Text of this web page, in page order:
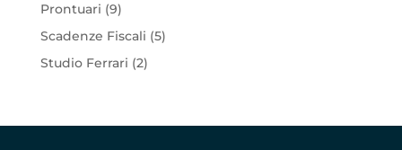
Prontuari (9)
Scadenze Fiscali (5)
Studio Ferrari (2)